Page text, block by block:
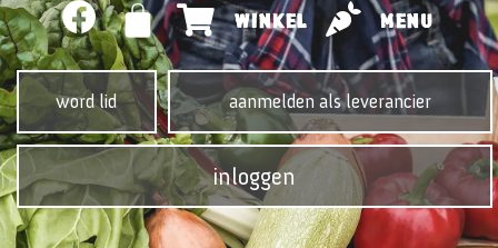
WINKEL MENU
word lid aanmelden als leverancier
inloggen